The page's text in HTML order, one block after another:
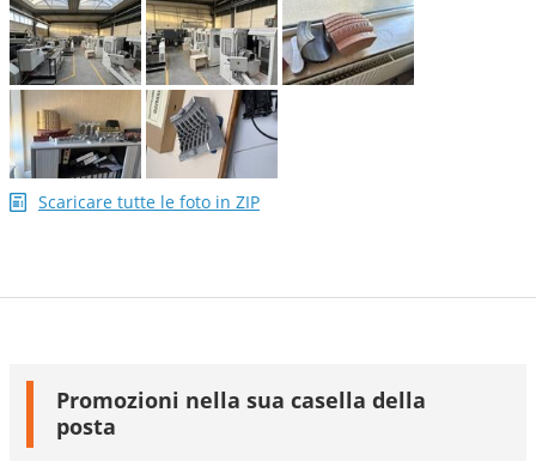
Scaricare tutte le foto in ZIP
Promozioni nella sua casella della
posta